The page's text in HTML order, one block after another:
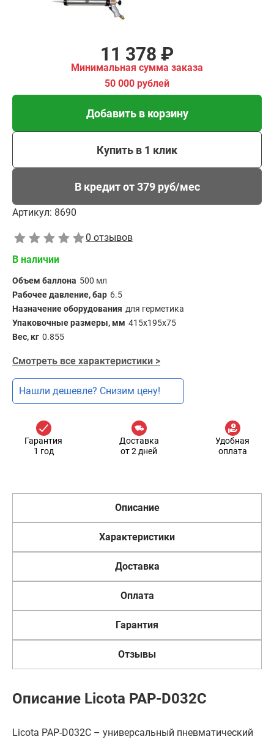
11 378 ₽
Минимальная сумма заказа
50 000 рублей
Добавить в корзину
Купить в 1 клик
В кредит от 379 руб/мес
Артикул: 8690
0 отзывов
В наличии
Объем баллона 500 мл
Рабочее давление, бар 6.5
Назначение оборудования для герметика
Упаковочные размеры, мм 415х195х75
Вес, кг 0.855
Смотреть все характеристики >
Нашли дешевле? Снизим цену!
Гарантия
1 год
Доставка
от 2 дней
Удобная
оплата
Описание
Характеристики
Доставка
Оплата
Гарантия
Отзывы
Описание Licota PAP-D032C
Licota PAP-D032C – универсальный пневматический
В кредит от 379 руб/